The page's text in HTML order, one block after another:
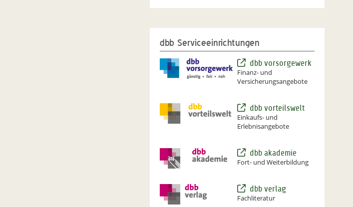
dbb Serviceeinrichtungen
dbb vorsorgewerk
Finanz- und
Versicherungsangebote
dbb vorteilswelt
Einkaufs- und
Erlebnisangebote
dbb akademie
Fort- und Weiterbildung
dbb verlag
Fachliteratur